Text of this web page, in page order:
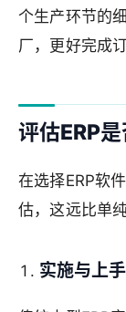
个生产环节的
厂，更好完成订
评估ERP
在选择ERP软
估，这远比单
实施与上